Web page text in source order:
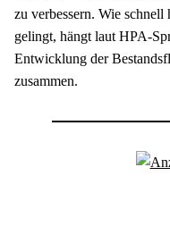
zu verbessern. Wie
gelingt, hängt laut HPA-
Entwicklung der
zusammen.